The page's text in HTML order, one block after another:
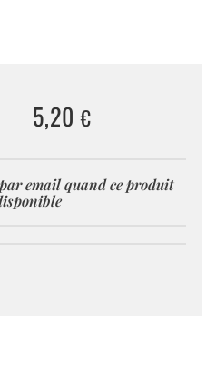
5,20€
email quand ce produit